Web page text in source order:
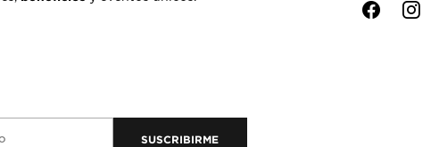
SUSCRIBIRME
f i